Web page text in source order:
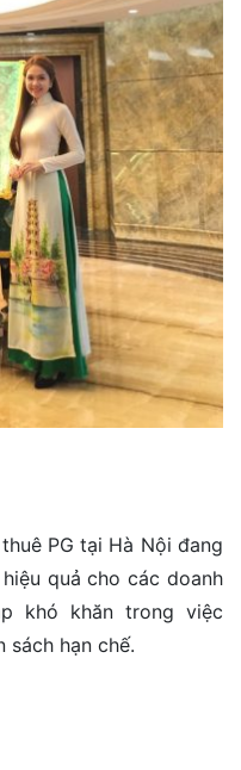
PG tại Hà Nội đang
quả cho các doanh
khó khăn trong việc
sách hạn chế.